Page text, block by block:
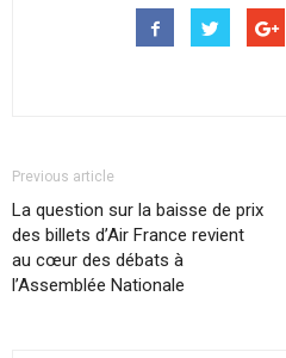
Previous article
La question sur la baisse de prix
des billets d’Air France revient
au cœur des débats à
l’Assemblée Nationale